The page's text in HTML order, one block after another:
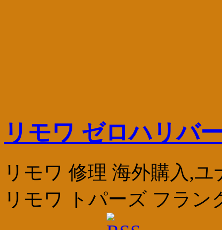
リモワ ゼロハリバ
リモワ 修理 海外購入,
リモワ トパーズ フラ